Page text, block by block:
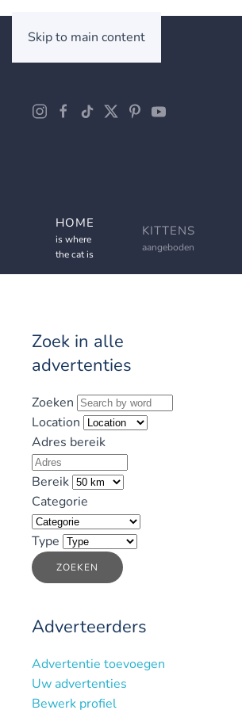
Skip to main content
HOME
is where
the cat is
KITTENS
aangeboden
Zoek in alle
advertenties
Zoeken
Location
Adres bereik
Bereik
Categorie
Type
ZOEKEN
Adverteerders
Advertentie toevoegen
Uw advertenties
Bewerk profiel